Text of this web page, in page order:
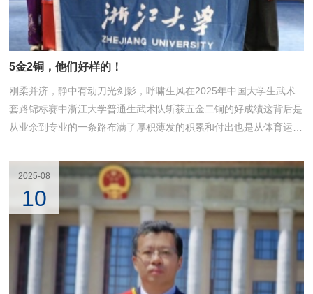
5金2铜，他们好样的！
刚柔并济，静中有动刀光剑影，呼啸生风在2025年中国大学生武术
套路锦标赛中浙江大学普通生武术队斩获五金二铜的好成绩这背后是
从业余到专业的一条路布满了厚积薄发的积累和付出也是从体育运动
2025-08
10